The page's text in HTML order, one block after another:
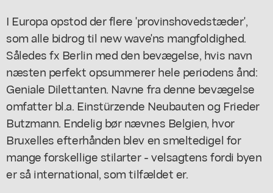
I Europa opstod der flere 'provinshovedstæder',
som alle bidrog til new wave'ns mangfoldighed.
Således fx Berlin med den bevægelse, hvis navn
næsten perfekt opsummerer hele periodens ånd:
Geniale Dilettanten. Navne fra denne bevægelse
omfatter bl.a. Einstürzende Neubauten og Frieder
Butzmann. Endelig bør nævnes Belgien, hvor
Bruxelles efterhånden blev en smeltedigel for
mange forskellige stilarter - velsagtens fordi byen
er så international, som tilfældet er.